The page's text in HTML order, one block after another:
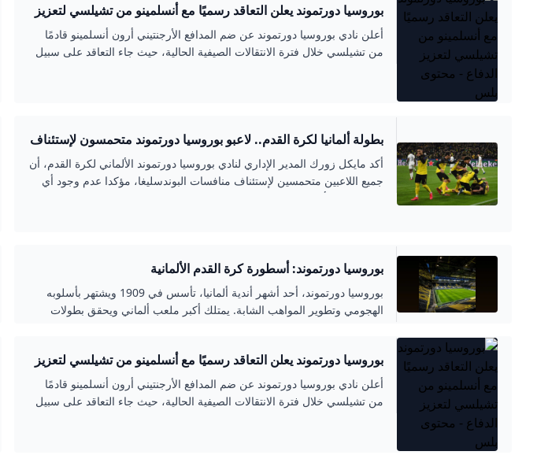
بوروسيا دورتموند يعلن التعاقد رسميًا مع أنسلمينو من تشيلسي لتعزيز
الدفاع - محتوى بلس
أعلن نادي بوروسيا دورتموند عن ضم المدافع الأرجنتيني أرون أنسلمينو قادمًا
من تشيلسي خلال فترة الانتقالات الصيفية الحالية، حيث جاء التعاقد على سبيل
بطولة ألمانيا لكرة القدم.. لاعبو بوروسيا دورتموند متحمسون لإستئناف
المنافسات
أكد مايكل زورك المدير الإداري لنادي بوروسيا دورتموند الألماني لكرة القدم، أن
جميع اللاعبين متحمسين لإستئناف منافسات البوندسليغا، مؤكدا عدم وجود أي
مشاعر قلق أو استياء لديهم. وقال زورك في تصريحات صحفية ، إن المعايير
بوروسيا دورتموند: أسطورة كرة القدم الألمانية
بوروسيا دورتموند، أحد أشهر أندية ألمانيا، تأسس في 1909 ويشتهر بأسلوبه
الهجومي وتطوير المواهب الشابة. يمتلك أكبر ملعب ألماني ويحقق بطولات
بوروسيا دورتموند يعلن التعاقد رسميًا مع أنسلمينو من تشيلسي لتعزيز
الدفاع - محتوى بلس
أعلن نادي بوروسيا دورتموند عن ضم المدافع الأرجنتيني أرون أنسلمينو قادمًا
من تشيلسي خلال فترة الانتقالات الصيفية الحالية، حيث جاء التعاقد على سبيل